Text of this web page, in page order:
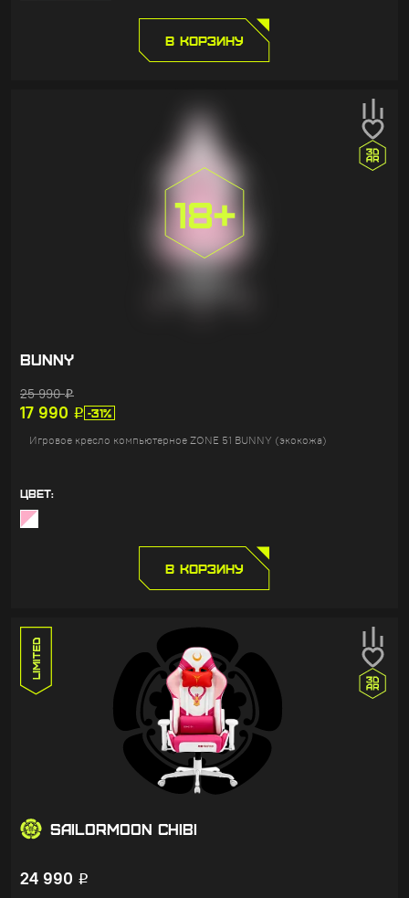
В КОРЗИНУ
BUNNY
25 990Р
17 990 Р -31%
Игровое кресло компьютерное ZONE 51 BUNNY (экокожа)
ЦВЕТ:
В КОРЗИНУ
SAILORMOON CHIBI
24 990 Р